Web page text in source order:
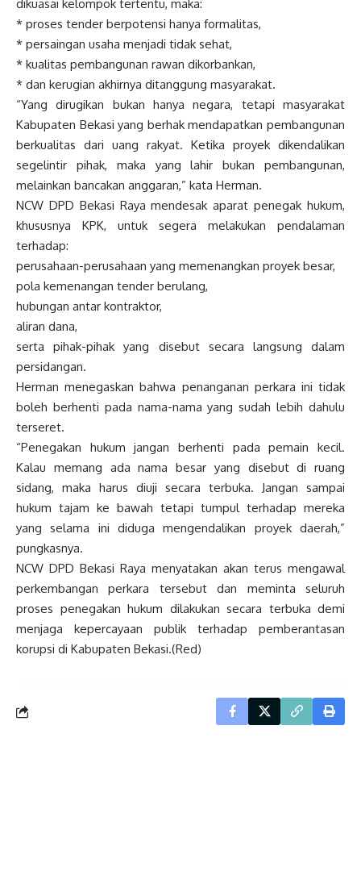
dikuasai kelompok tertentu, maka:
* proses tender berpotensi hanya formalitas,
* persaingan usaha menjadi tidak sehat,
* kualitas pembangunan rawan dikorbankan,
* dan kerugian akhirnya ditanggung masyarakat.
“Yang dirugikan bukan hanya negara, tetapi masyarakat
Kabupaten Bekasi yang berhak mendapatkan pembangunan
berkualitas dari uang rakyat. Ketika proyek dikendalikan
segelintir pihak, maka yang lahir bukan pembangunan,
melainkan bancakan anggaran,” kata Herman.
NCW DPD Bekasi Raya mendesak aparat penegak hukum,
khususnya KPK, untuk segera melakukan pendalaman
terhadap:
perusahaan-perusahaan yang memenangkan proyek besar,
pola kemenangan tender berulang,
hubungan antar kontraktor,
aliran dana,
serta pihak-pihak yang disebut secara langsung dalam
persidangan.
Herman menegaskan bahwa penanganan perkara ini tidak
boleh berhenti pada nama-nama yang sudah lebih dahulu
terseret.
“Penegakan hukum jangan berhenti pada pemain kecil.
Kalau memang ada nama besar yang disebut di ruang
sidang, maka harus diuji secara terbuka. Jangan sampai
hukum tajam ke bawah tetapi tumpul terhadap mereka
yang selama ini diduga mengendalikan proyek daerah,”
pungkasnya.
NCW DPD Bekasi Raya menyatakan akan terus mengawal
perkembangan perkara tersebut dan meminta seluruh
proses penegakan hukum dilakukan secara terbuka demi
menjaga kepercayaan publik terhadap pemberantasan
korupsi di Kabupaten Bekasi.(Red)